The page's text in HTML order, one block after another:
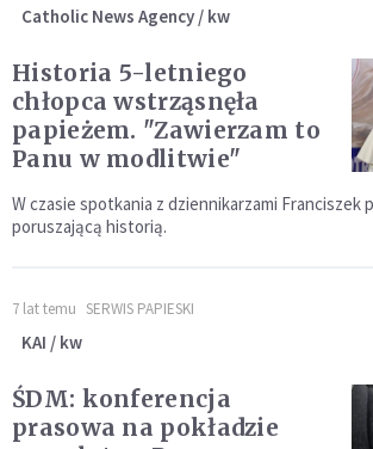
Catholic News Agency / kw
Historia 5-letniego
chłopca wstrząsnęła
papieżem. "Zawierzam to
Panu w modlitwie"
W czasie spotkania z dziennikarzami Franciszek
poruszającą historią.
7 lat temu SERWIS PAPIESKI
KAI / kw
ŚDM: konferencja
prasowa na pokładzie